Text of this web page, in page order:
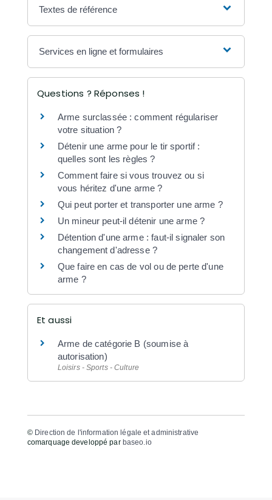
Textes de référence
Services en ligne et formulaires
Questions ? Réponses !
Arme surclassée : comment régulariser
votre situation ?
Détenir une arme pour le tir sportif :
quelles sont les règles ?
Comment faire si vous trouvez ou si
vous héritez d'une arme ?
Qui peut porter et transporter une arme ?
Un mineur peut-il détenir une arme ?
Détention d'une arme : faut-il signaler son
changement d'adresse ?
Que faire en cas de vol ou de perte d'une
arme ?
Et aussi
Arme de catégorie B (soumise à
autorisation)
Loisirs - Sports - Culture
© Direction de l'information légale et administrative
comarquage developpé par baseo.io